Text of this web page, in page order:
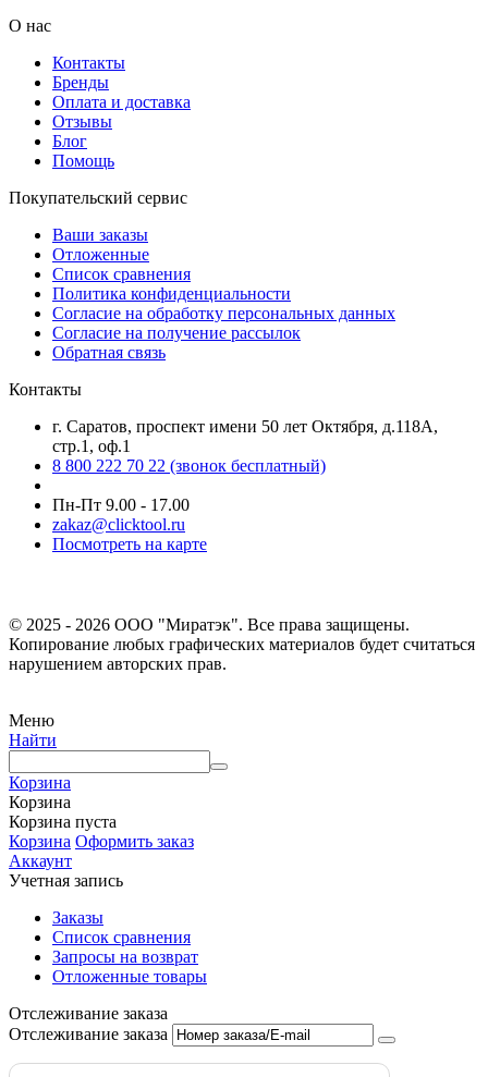
О нас
Контакты
Бренды
Оплата и доставка
Отзывы
Блог
Помощь
Покупательский сервис
Ваши заказы
Отложенные
Список сравнения
Политика конфиденциальности
Согласие на обработку персональных данных
Согласие на получение рассылок
Обратная связь
Контакты
г. Саратов, проспект имени 50 лет Октября, д.118А,
стр.1, оф.1
8 800 222 70 22 (звонок бесплатный)
Пн-Пт 9.00 - 17.00
zakaz@clicktool.ru
Посмотреть на карте
© 2025 - 2026 ООО "Миратэк". Все права защищены.
Копирование любых графических материалов будет считаться
нарушением авторских прав.
Меню
Найти
Корзина
Корзина
Корзина пуста
Корзина Оформить заказ
Аккаунт
Учетная запись
Заказы
Список сравнения
Запросы на возврат
Отложенные товары
Отслеживание заказа
Отслеживание заказа